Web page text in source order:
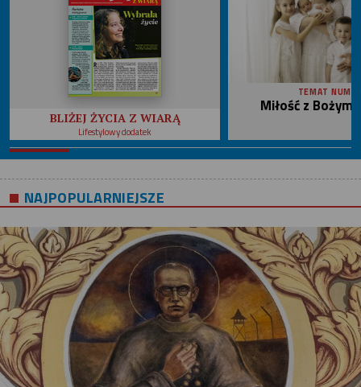
BLIŻEJ ŻYCIA Z WIARĄ
Lifestylowy dodatek
TEMAT
Miłość z
NAJPOPULARNIEJSZE